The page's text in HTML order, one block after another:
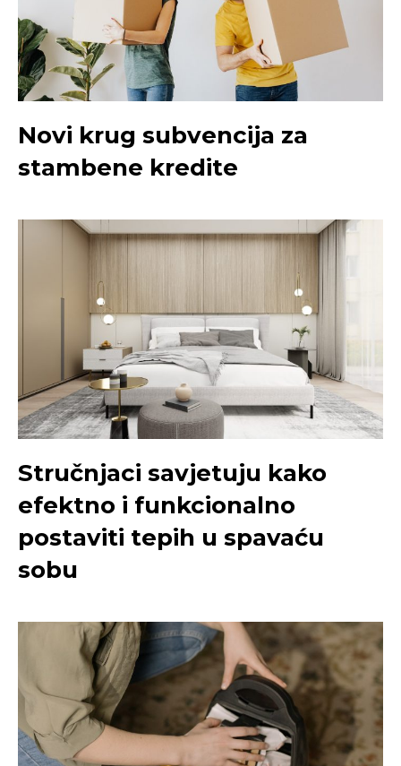
Novi krug subvencija za
stambene kredite
Stručnjaci savjetuju kako
efektno i funkcionalno
postaviti tepih u spavaću
sobu